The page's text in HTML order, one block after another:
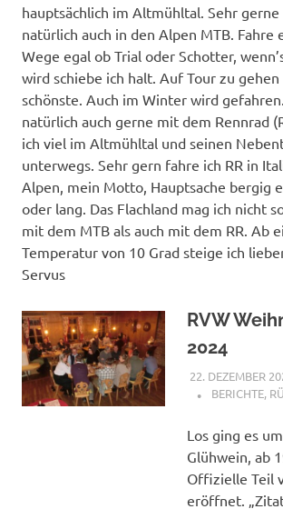
hauptsächlich im Altmühltal. Sehr gerne
natürlich auch in den Alpen MTB. Fahre
Wege egal ob Trial oder Schotter,
wird schiebe ich halt. Auf Tour zu gehen
schönste. Auch im Winter wird
natürlich auch gerne mit dem Rennrad
ich viel im Altmühltal und seinen
unterwegs. Sehr gern fahre ich RR in
Alpen, mein Motto, Hauptsache bergig
oder lang. Das Flachland mag ich nicht
mit dem MTB als auch mit dem RR. Ab
Temperatur von 10 Grad steige ich
Servus
RVW
2024
22. DEZEMBER
BERICHTE,
Los ging es
Glühwein, ab
Offizielle Teil
eröffnet.